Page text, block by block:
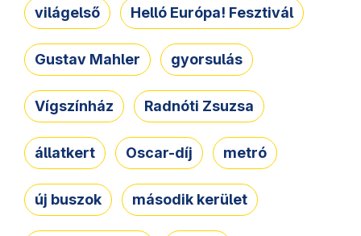
világelső Helló Európa! Fesztivál
Gustav Mahler gyorsulás
Vígszínház Radnóti Zsuzsa
állatkert Oscar-díj metró
új buszok második kerület